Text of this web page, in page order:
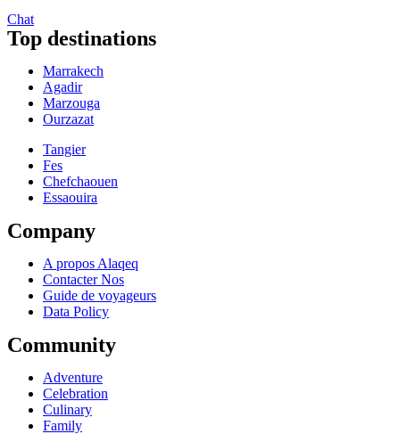
Chat
Top destinations
Marrakech
Agadir
Marzouga
Ourzazat
Tangier
Fes
Chefchaouen
Essaouira
Company
A propos Alaqeq
Contacter Nos
Guide de voyageurs
Data Policy
Community
Adventure
Celebration
Culinary
Family